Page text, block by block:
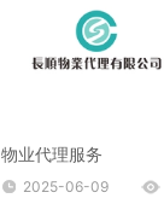
物业代理服务
2025-06-09